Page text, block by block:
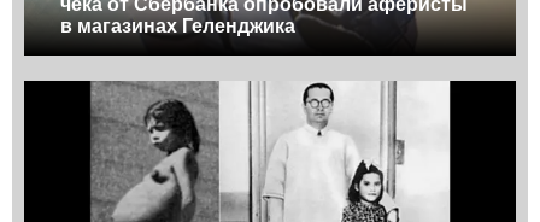
чека от Сбербанка опробовали аферисты
в магазинах Геленджика